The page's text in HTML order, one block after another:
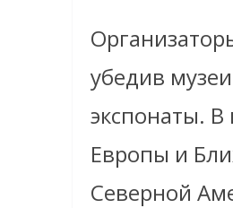
убедив
экспонаты.
Европы и
Северной